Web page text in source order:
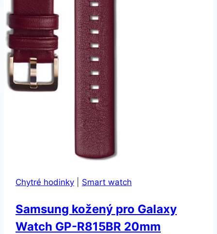
Chytré hodinky Smart watch
Samsung kožený pro Galaxy
Watch GP-R815BR 20mm